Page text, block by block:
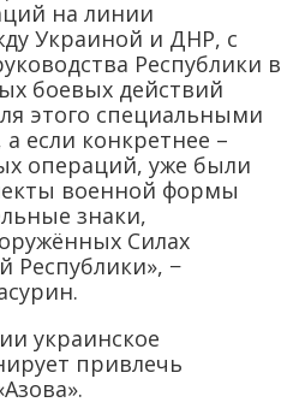
на линии
Украиной и ДНР, с
Республики в
боевых действий
этого специальными
если конкретнее –
операций, уже были
военной формы
знаки,
Силах
Республики», −
украинское
привлечь